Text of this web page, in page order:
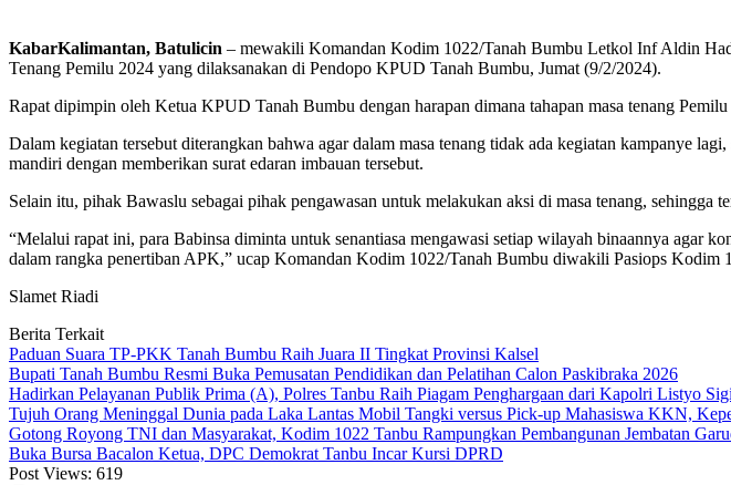
KabarKalimantan, Batulicin – mewakili Komandan Kodim 1022/Tanah Bumbu Letkol Inf Aldin
Tenang Pemilu 2024 yang dilaksanakan di Pendopo KPUD Tanah Bumbu, Jumat (9/2/2024).
Rapat dipimpin oleh Ketua KPUD Tanah Bumbu dengan harapan dimana tahapan masa tenang Pemilu
Dalam kegiatan tersebut diterangkan bahwa agar dalam masa tenang tidak ada kegiatan kampanye
mandiri dengan memberikan surat edaran imbauan tersebut.
Selain itu, pihak Bawaslu sebagai pihak pengawasan untuk melakukan aksi di masa tenang, sehingga
“Melalui rapat ini, para Babinsa diminta untuk senantiasa mengawasi setiap wilayah binaannya agar
dalam rangka penertiban APK,” ucap Komandan Kodim 1022/Tanah Bumbu diwakili Pasiops
Slamet Riadi
Berita Terkait
Paduan Suara TP-PKK Tanah Bumbu Raih Juara II Tingkat Provinsi Kalsel
Bupati Tanah Bumbu Resmi Buka Pemusatan Pendidikan dan Pelatihan Calon Paskibraka 2026
Hadirkan Pelayanan Publik Prima (A), Polres Tanbu Raih Piagam Penghargaan dari Kapolri Listyo
Tujuh Orang Meninggal Dunia pada Laka Lantas Mobil Tangki versus Pick-up Mahasiswa KKN,
Gotong Royong TNI dan Masyarakat, Kodim 1022 Tanbu Rampungkan Pembangunan Jembatan
Buka Bursa Bacalon Ketua, DPC Demokrat Tanbu Incar Kursi DPRD
Post Views: 619